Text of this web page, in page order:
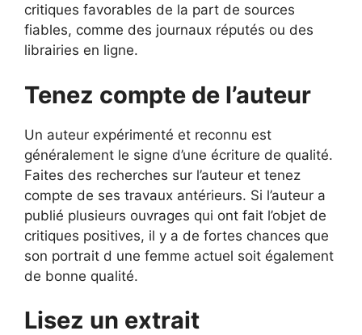
critiques favorables de la part de sources
fiables, comme des journaux réputés ou des
librairies en ligne.
Tenez compte de l’auteur
Un auteur expérimenté et reconnu est
généralement le signe d’une écriture de qualité.
Faites des recherches sur l’auteur et tenez
compte de ses travaux antérieurs. Si l’auteur a
publié plusieurs ouvrages qui ont fait l’objet de
critiques positives, il y a de fortes chances que
son portrait d une femme actuel soit également
de bonne qualité.
Lisez un extrait